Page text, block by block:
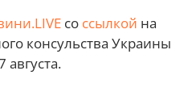
со ссылкой на
консульства Украины
августа.